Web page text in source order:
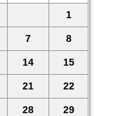
1
7 8
14 15
21 22
28 29